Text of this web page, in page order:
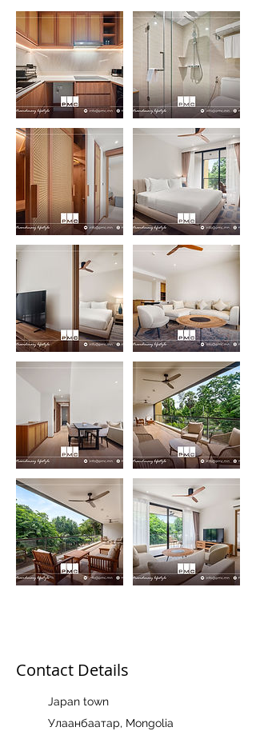
Contact Details
Japan town
Улаанбаатар, Mongolia